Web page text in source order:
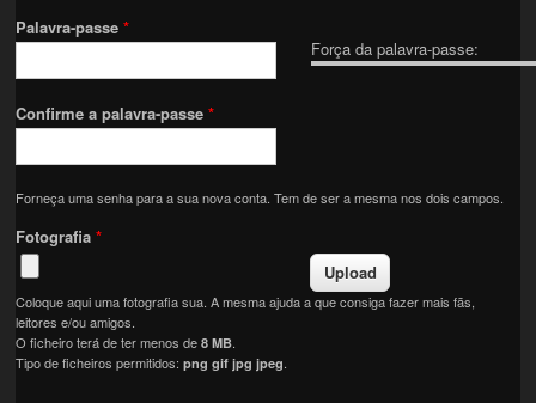
Força da palavra-passe:
Palavra-passe*
Confirme a palavra-passe*
Forneça uma senha para a sua nova conta. Tem de ser a mesma nos dois campos.
Fotografia*
Coloque aqui uma fotografia sua. A mesma ajuda a que consiga fazer mais fãs,
leitores e/ou amigos.
O ficheiro terá de ter menos de8 MB
Tipo de ficheiros permitidos:png gif jpg jpeg